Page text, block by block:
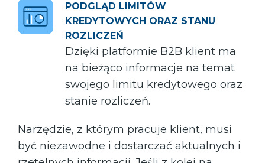
PODGLĄD LIMITÓW
KREDYTOWYCH ORAZ STANU
ROZLICZEŃ
Dzięki platformie B2B klient ma
na bieżąco informacje na temat
swojego limitu kredytowego oraz
stanie rozliczeń.
Narzędzie, z którym pracuje klient, musi
być niezawodne i dostarczać aktualnych i